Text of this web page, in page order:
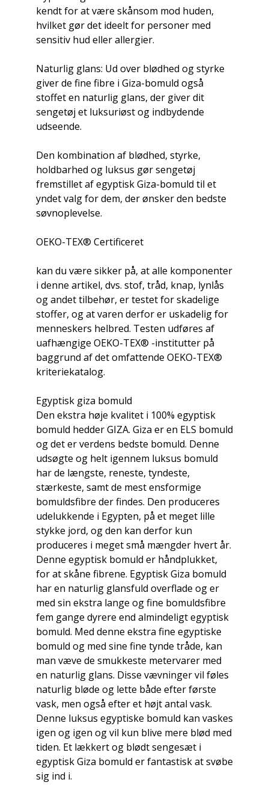
kendt for at være skånsom mod huden,
hvilket gør det ideelt for personer med
sensitiv hud eller allergier.
Naturlig glans: Ud over blødhed og styrke
giver de fine fibre i Giza-bomuld også
stoffet en naturlig glans, der giver dit
sengetøj et luksuriøst og indbydende
udseende.
Den kombination af blødhed, styrke,
holdbarhed og luksus gør sengetøj
fremstillet af egyptisk Giza-bomuld til et
yndet valg for dem, der ønsker den bedste
søvnoplevelse.
OEKO-TEX® Certificeret
kan du være sikker på, at alle komponenter
i denne artikel, dvs. stof, tråd, knap, lynlås
og andet tilbehør, er testet for skadelige
stoffer, og at varen derfor er uskadelig for
menneskers helbred. Testen udføres af
uafhængige OEKO-TEX® -institutter på
baggrund af det omfattende OEKO-TEX®
kriteriekatalog.
Egyptisk giza bomuld
Den ekstra høje kvalitet i 100% egyptisk
bomuld hedder GIZA. Giza er en ELS bomuld
og det er verdens bedste bomuld. Denne
udsøgte og helt igennem luksus bomuld
har de længste, reneste, tyndeste,
stærkeste, samt de mest ensformige
bomuldsfibre der findes. Den produceres
udelukkende i Egypten, på et meget lille
stykke jord, og den kan derfor kun
produceres i meget små mængder hvert år.
Denne egyptisk bomuld er håndplukket,
for at skåne fibrene. Egyptisk Giza bomuld
har en naturlig glansfuld overflade og er
med sin ekstra lange og fine bomuldsfibre
fem gange dyrere end almindeligt egyptisk
bomuld. Med denne ekstra fine egyptiske
bomuld og med sine fine tynde tråde, kan
man væve de smukkeste metervarer med
en naturlig glans. Disse vævninger vil føles
naturlig bløde og lette både efter første
vask, men også efter et højt antal vask.
Denne luksus egyptiske bomuld kan vaskes
igen og igen og vil kun blive mere blød med
tiden. Et lækkert og blødt sengesæt i
egyptisk Giza bomuld er fantastisk at svøbe
sig ind i.